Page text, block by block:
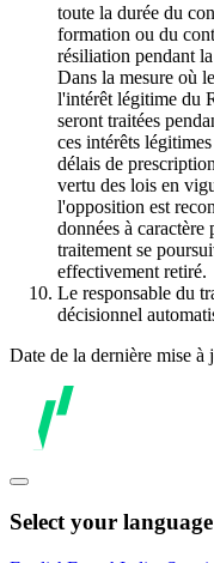
toute la durée du
formation ou du
résiliation pendant
Dans la mesure où
l'intérêt légitime du
seront traitées
ces intérêts
délais de
vertu des lois en
l'opposition est
données à caractère
traitement se
effectivement retiré.
Le responsable du
décisionnel
Date de la dernière mise à
Select your language